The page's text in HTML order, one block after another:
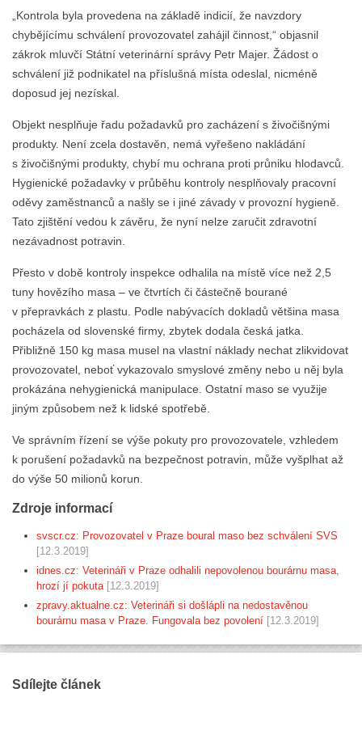
„Kontrola byla provedena na základě indicií, že navzdory
chybějícímu schválení provozovatel zahájil činnost,“ objasnil
zákrok mluvčí Státní veterinární správy Petr Majer. Žádost o
schválení již podnikatel na příslušná místa odeslal, nicméně
doposud jej nezískal.
Objekt nesplňuje řadu požadavků pro zacházení s živočišnými
produkty. Není zcela dostavěn, nemá vyřešeno nakládání
s živočišnými produkty, chybí mu ochrana proti průniku hlodavců.
Hygienické požadavky v průběhu kontroly nesplňovaly pracovní
oděvy zaměstnanců a našly se i jiné závady v provozní hygieně.
Tato zjištění vedou k závěru, že nyní nelze zaručit zdravotní
nezávadnost potravin.
Přesto v době kontroly inspekce odhalila na místě více než 2,5
tuny hovězího masa – ve čtvrtích či částečně bourané
v přepravkách z plastu. Podle nabývacích dokladů většina masa
pocházela od slovenské firmy, zbytek dodala česká jatka.
Přibližně 150 kg masa musel na vlastní náklady nechat zlikvidovat
provozovatel, neboť vykazovalo smyslové změny nebo u něj byla
prokázána nehygienická manipulace. Ostatní maso se využije
jiným způsobem než k lidské spotřebě.
Ve správním řízení se výše pokuty pro provozovatele, vzhledem
k porušení požadavků na bezpečnost potravin, může vyšplhat až
do výše 50 milionů korun.
Zdroje informací
svscr.cz: Provozovatel v Praze boural maso bez schválení SVS
[12.3.2019]
idnes.cz: Veterináři v Praze odhalili nepovolenou bourárnu masa,
hrozí jí pokuta [12.3.2019]
zpravy.aktualne.cz: Veterináři si došlápli na nedostavěnou
bourárnu masa v Praze. Fungovala bez povolení [12.3.2019]
Sdílejte článek